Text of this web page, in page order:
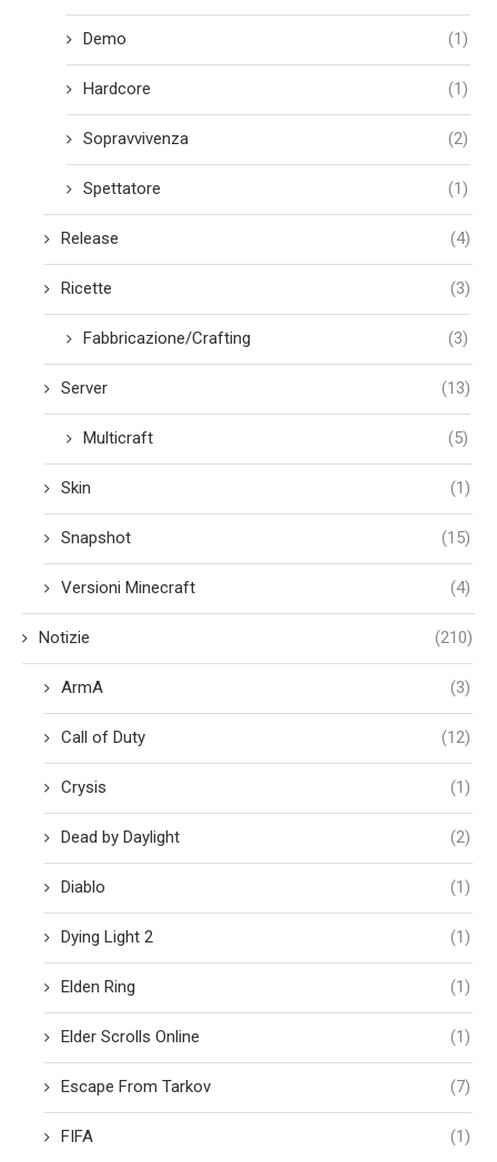
Demo (1)
Hardcore (1)
Sopravvivenza (2)
Spettatore (1)
Release (4)
Ricette (3)
Fabbricazione/Crafting (3)
Server (13)
Multicraft (5)
Skin (1)
Snapshot (15)
Versioni Minecraft (4)
Notizie (210)
ArmA (3)
Call of Duty (12)
Crysis (1)
Dead by Daylight (2)
Diablo (1)
Dying Light 2 (1)
Elden Ring (1)
Elder Scrolls Online (1)
Escape From Tarkov (7)
FIFA (1)